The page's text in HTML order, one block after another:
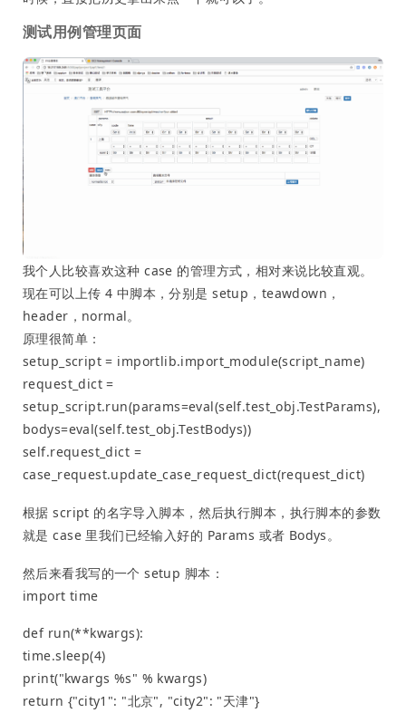
测试用例管理页面
我个人比较喜欢这种 case 的管理方式，相对来说比较直观。
现在可以上传 4 中脚本，分别是 setup，teawdown，
header，normal。
原理很简单：
setup_script = importlib.import_module(script_name)
request_dict =
setup_script.run(params=eval(self.test_obj.TestParams),
bodys=eval(self.test_obj.TestBodys))
self.request_dict =
case_request.update_case_request_dict(request_dict)
根据 script 的名字导入脚本，然后执行脚本，执行脚本的参数
就是 case 里我们已经输入好的 Params 或者 Bodys。
然后来看我写的一个 setup 脚本：
import time
def run(**kwargs):
time.sleep(4)
print("kwargs %s" % kwargs)
return {"city1": "北京", "city2": "天津"}